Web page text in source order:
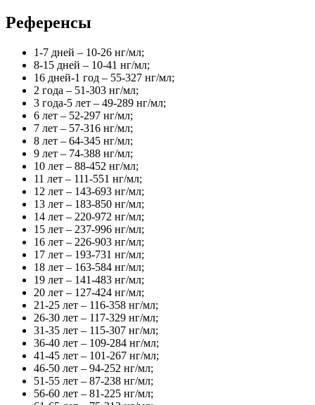
Референсы
1-7 дней – 10-26 нг/мл;
8-15 дней – 10-41 нг/мл;
16 дней-1 год – 55-327 нг/мл;
2 года – 51-303 нг/мл;
3 года-5 лет – 49-289 нг/мл;
6 лет – 52-297 нг/мл;
7 лет – 57-316 нг/мл;
8 лет – 64-345 нг/мл;
9 лет – 74-388 нг/мл;
10 лет – 88-452 нг/мл;
11 лет – 111-551 нг/мл;
12 лет – 143-693 нг/мл;
13 лет – 183-850 нг/мл;
14 лет – 220-972 нг/мл;
15 лет – 237-996 нг/мл;
16 лет – 226-903 нг/мл;
17 лет – 193-731 нг/мл;
18 лет – 163-584 нг/мл;
19 лет – 141-483 нг/мл;
20 лет – 127-424 нг/мл;
21-25 лет – 116-358 нг/мл;
26-30 лет – 117-329 нг/мл;
31-35 лет – 115-307 нг/мл;
36-40 лет – 109-284 нг/мл;
41-45 лет – 101-267 нг/мл;
46-50 лет – 94-252 нг/мл;
51-55 лет – 87-238 нг/мл;
56-60 лет – 81-225 нг/мл;